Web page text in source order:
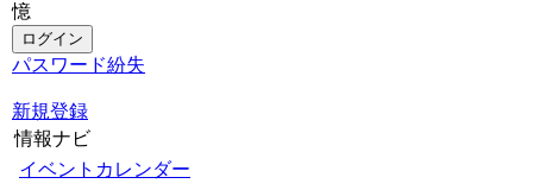
憶
パスワード紛失
新規登録
情報ナビ
イベントカレンダー